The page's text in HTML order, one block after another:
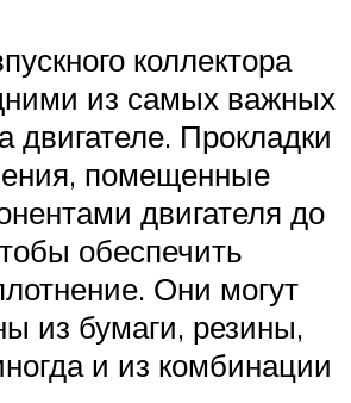
коллектора
из самых важных
двигателе. Прокладки
помещенные
двигателя до
обеспечить
Они могут
из бумаги, резины,
и из комбинации